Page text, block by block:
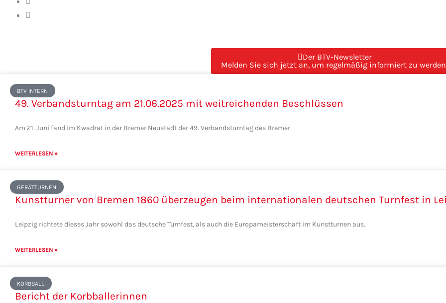
Der BTV-Newsletter
Melden Sie sich jetzt an, um regelmäßig informiert zu
BTV INTERN
49. Verbandsturntag am 21.06.2025 mit weitreichenden Beschlüssen
Am 21. Juni fand im Kwadrat in der Bremer Neustadt der 49. Verbandsturntag des Bremer
WEITERLESEN »
GERÄTTURNEN
Kunstturner von Bremen 1860 überzeugen beim internationalen deutschen Turnfest in
Leipzig richtete dieses Jahr sowohl das deutsche Turnfest, als auch die Europameisterschaft im Kunstturnen aus.
WEITERLESEN »
KORBBALL
Bericht der Korbballerinnen